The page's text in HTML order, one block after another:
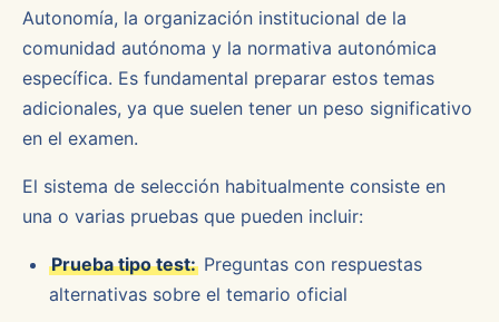
Autonomía, la organización institucional de la
comunidad autónoma y la normativa autonómica
específica. Es fundamental preparar estos temas
adicionales, ya que suelen tener un peso significativo
en el examen.
El sistema de selección habitualmente consiste en
una o varias pruebas que pueden incluir:
Prueba tipo test: Preguntas con respuestas
alternativas sobre el temario oficial